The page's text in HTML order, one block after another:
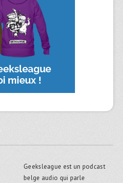
Geeksleague est un podcast
belge audio qui parle